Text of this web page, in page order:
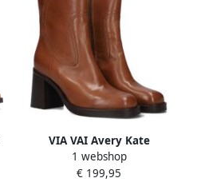
VIA VAI Avery Kate
Enkellaarsjes dames Donker
cognac
1 webshop
€ 199,95